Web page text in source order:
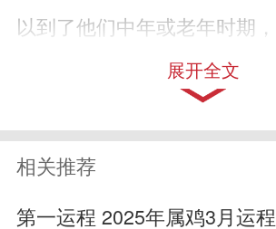
以到了他们中年或老年时期
然会有更高的觉悟悟到很多
慧也会更高，与伴侣之间的
的和谐。所以属鸡人后半生
展开全文
相关推荐
第一运程 2025年属鸡3月运